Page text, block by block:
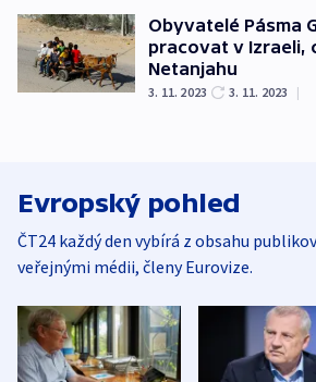
Obyvatelé Pásma
pracovat v Izraeli,
Netanjahu
3. 11. 2023 3. 11. 2023 |
Evropský pohled
ČT24 každý den vybírá z obsahu
veřejnými médii, členy Eurovize.